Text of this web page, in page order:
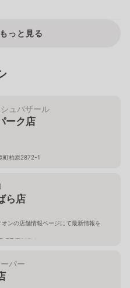
っと見る
ュバザール
ーク店
町柏原2872-1
ら店
ンの店舗情報ページにて最新情報を
町母坪335-1
パー